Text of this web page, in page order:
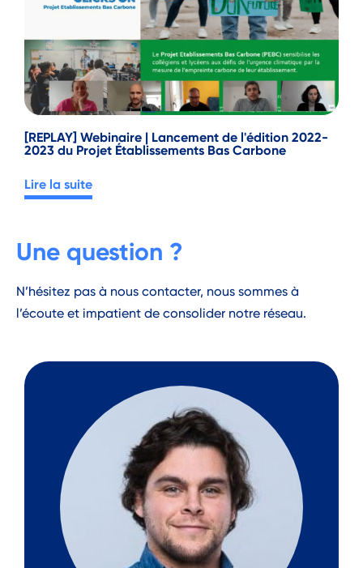
[REPLAY] Webinaire | Lancement de l'édition 2022-
2023 du Projet Établissements Bas Carbone
Lire la suite
Une question ?
N’hésitez pas à nous contacter, nous sommes à
l’écoute et impatient de consolider notre réseau.